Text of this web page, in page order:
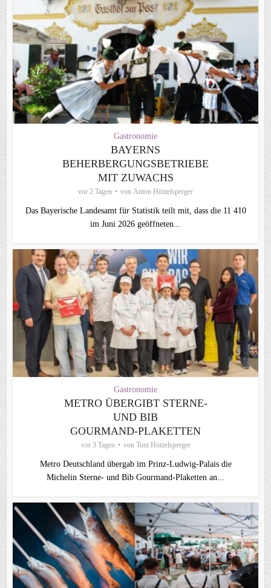
Gastronomie
BAYERNS
BEHERBERGUNGSBETRIEBE
MIT ZUWACHS
vor 2 Tagen von Anton Hötzelsperger
Das Bayerische Landesamt für Statistik teilt mit, dass die 11 410
im Juni 2026 geöffneten...
Gastronomie
METRO ÜBERGIBT STERNE-
UND BIB
GOURMAND‑PLAKETTEN
vor 3 Tagen von Toni Hötzelsperger
Metro Deutschland übergab im Prinz-Ludwig-Palais die
Michelin Sterne- und Bib Gourmand-Plaketten an...